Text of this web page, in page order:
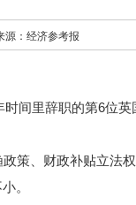
源：经济参考报
间里辞职的第6位英
、财政补贴立法
。